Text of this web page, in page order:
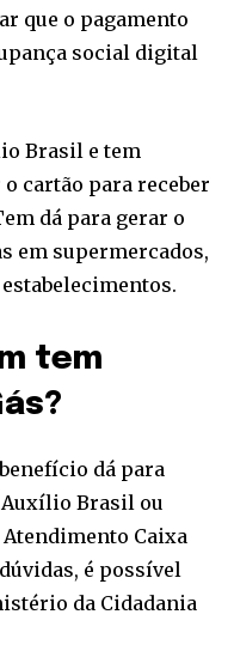
que o pagamento
social digital
Brasil e tem
cartão para receber
dá para gerar o
em supermercados,
tem
dá para
Brasil ou
Caixa
é possível
da Cidadania